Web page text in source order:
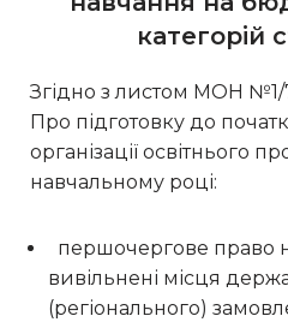
категорій
Згідно з листом МОН №1/
Про підготовку до
організації освітнього
навчальному році:
першочергове право
вивільнені місця
(регіонального)